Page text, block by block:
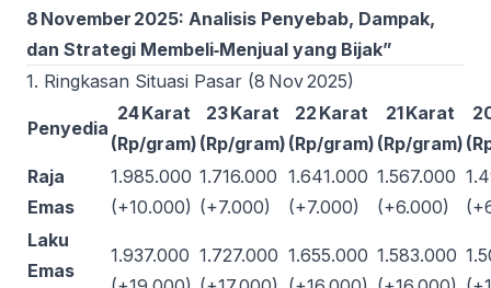
8 November 2025: Analisis Penyebab, Dampak,
dan Strategi Membeli‑Menjual yang Bijak”
1. Ringkasan Situasi Pasar (8 Nov 2025)
Penyedia
24 Karat
(Rp/gram)
23 Karat
(Rp/gram)
22 Karat
(Rp/gram)
21 Karat
(Rp/gram)
Raja
Emas
1.985.000
(+10.000)
1.716.000
(+7.000)
1.641.000
(+7.000)
1.567.000
(+6.000)
Laku
Emas
1.937.000 1.727.000 1.655.000 1.583.000